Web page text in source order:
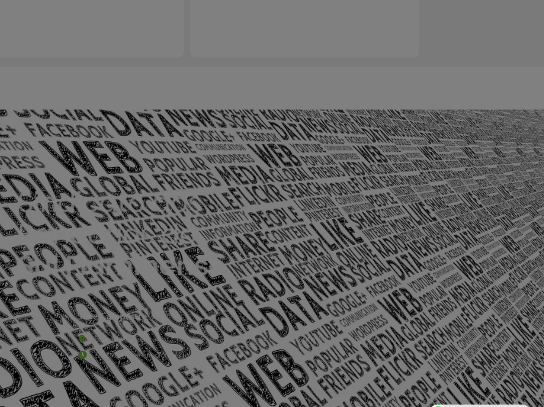
Sede Campestre:
Estrada Governador Chagas Freitas – 3.780 – Colônia Santo Antônio – Barra Mansa
De terça-feira a domingo, das 9h às 17h